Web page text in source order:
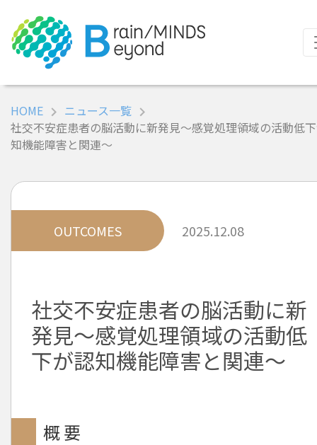
HOME
ニュース一覧
社交不安症患者の脳活動に新発見～感覚処理領域の活動低
知機能障害と関連～
OUTCOMES 2025.12.08
社交不安症患者の脳活動に新
発見～感覚処理領域の活動低
下が認知機能障害と関連～
概 要